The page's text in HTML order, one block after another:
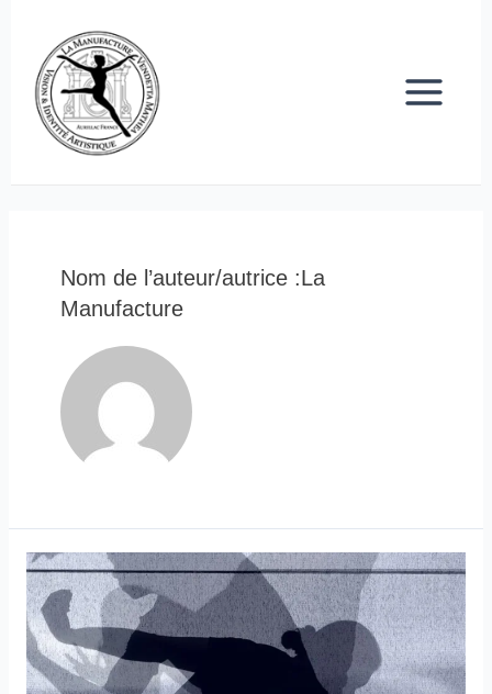
contenu
Nom de l’auteur/autrice :La
Manufacture
Cie
Kham
publications